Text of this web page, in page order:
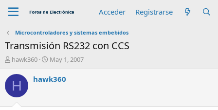
Acceder Registrarse
Microcontroladores y sistemas embebidos
Transmisión RS232 con CCS
A
t
o
r
hawk360
F
c
May 1, 2007
H hawk360